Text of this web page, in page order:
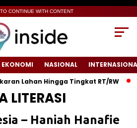
CONTINUE WITH CONTENT
EKONOMI NASIONAL
Lahan Hingga Tingkat RT/RW‎
LITERASI
– Haniah Hanafie